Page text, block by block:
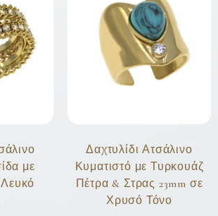
με
Λευκό
Δαχτυλίδι Ατσάλινο
Κυματιστό με Τυρκουάζ
Πέτρα & Στρας 23mm σε
Χρυσό Τόνο